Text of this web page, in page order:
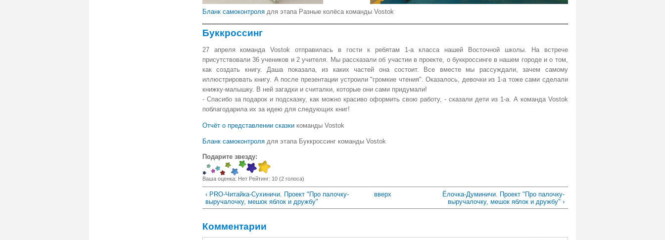
Бланк самоконтроля для этапа Разные колёса команды Vostok
Буккроссинг
27 апреля команда Vostok отправилась в гости к ребятам 1-а класса нашей Восточной школы. На встрече
присутствовали 36 учеников и 2 учителя. Мы рассказали об участии в проекте, о буккроссинге в нашем городе и о том,
как создать книгу. Даша показала, из каких частей она состоит. Все вместе мы рассуждали, зачем самому
иллюстрировать книгу. А после презентации устроили "громкие чтения". Оказалось, девочки из 1-а тоже сами сделали
книжку-малышку. В ней загадки и считалки, которые они сами придумали!
- Спасибо за подарок и подсказку, как можно красиво оформить свою работу, - сказали дети из 1-а. А команда Vostok
поблагодарила их за идею для следующих книг!
Отчёт о представлении сказкикоманды Vostok
Бланк самоконтролядля этапа Буккроссинг команды Vostok
Подарите звезду:
Ваша оценка: Нет Рейтинг: 10 (2голоса)
‹ PRO-Читайка-Сухиничи. Проект "Про палочку-
выручалочку, мешок яблок и дружбу"
вверх
Ёлочка-Думиничи. Проект "Про палочку-
выручалочку, мешок яблок и дружбу" ›
Комментарии